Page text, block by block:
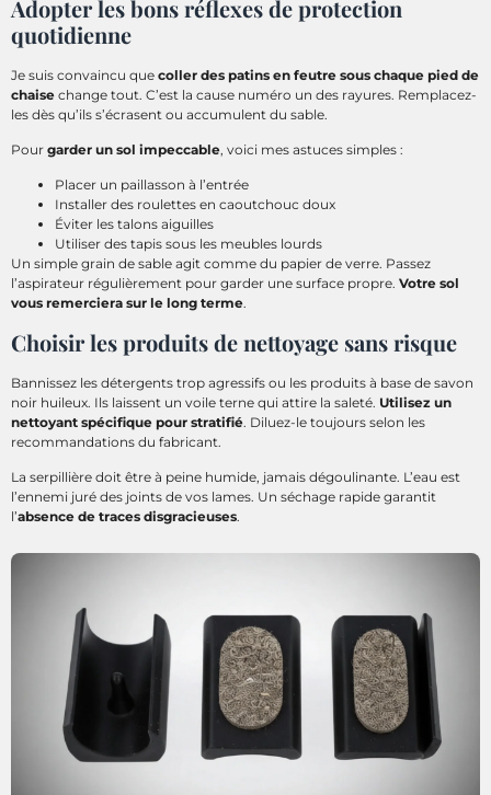
Adopter les bons réflexes de protection
quotidienne
Je suis convaincu que coller des patins en feutre sous chaque pied de
chaise change tout. C’est la cause numéro un des rayures. Remplacez-
les dès qu’ils s’écrasent ou accumulent du sable.
Pour garder un sol impeccable, voici mes astuces simples :
Placer un paillasson à l’entrée
Installer des roulettes en caoutchouc doux
Éviter les talons aiguilles
Utiliser des tapis sous les meubles lourds
Un simple grain de sable agit comme du papier de verre. Passez
l’aspirateur régulièrement pour garder une surface propre. Votre sol
vous remerciera sur le long terme.
Choisir les produits de nettoyage sans risque
Bannissez les détergents trop agressifs ou les produits à base de savon
noir huileux. Ils laissent un voile terne qui attire la saleté. Utilisez un
nettoyant spécifique pour stratifié. Diluez-le toujours selon les
recommandations du fabricant.
La serpillière doit être à peine humide, jamais dégoulinante. L’eau est
l’ennemi juré des joints de vos lames. Un séchage rapide garantit
l’absence de traces disgracieuses.